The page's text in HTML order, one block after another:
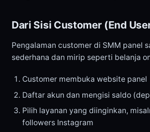
Dari Sisi Customer (End
Pengalaman customer di SMM panel
sederhana dan mirip seperti belanja
Customer membuka website panel
Daftar akun dan mengisi saldo
Pilih layanan yang diinginkan,
followers Instagram